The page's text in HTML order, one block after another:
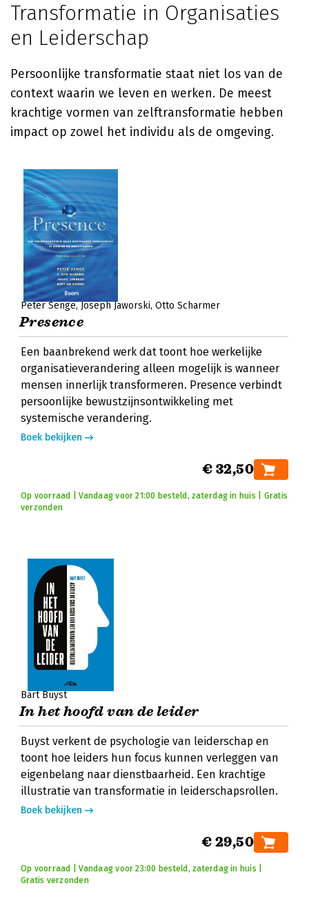
Transformatie in Organisaties
en Leiderschap
Persoonlijke transformatie staat niet los van de
context waarin we leven en werken. De meest
krachtige vormen van zelftransformatie hebben
impact op zowel het individu als de omgeving.
Peter Senge Joseph Jaworski Otto Scharmer
Presence
Een baanbrekend werk dat toont hoe werkelijke
organisatieverandering alleen mogelijk is wanneer
mensen innerlijk transformeren. Presence verbindt
persoonlijke bewustzijnsontwikkeling met
systemische verandering.
Boek bekijken
€ 32,50
Op voorraad | Vandaag voor 21:00 besteld, zaterdag in huis | Gratis
verzonden
Bart Buyst
In het hoofd van de leider
Buyst verkent de psychologie van leiderschap en
toont hoe leiders hun focus kunnen verleggen van
eigenbelang naar dienstbaarheid. Een krachtige
illustratie van transformatie in leiderschapsrollen.
Boek bekijken
€ 29,50
Op voorraad | Vandaag voor 23:00 besteld, zaterdag in huis |
Gratis verzonden